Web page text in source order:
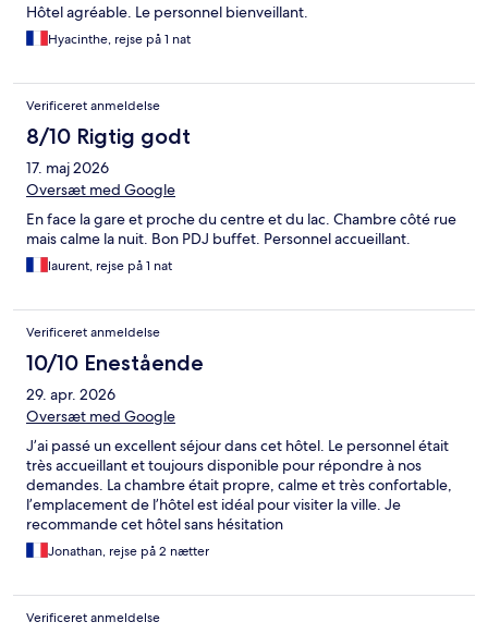
Hôtel agréable. Le personnel bienveillant.
Hyacinthe, rejse på 1 nat
Verificeret anmeldelse
8/10 Rigtig godt
17. maj 2026
Oversæt med Google
En face la gare et proche du centre et du lac. Chambre côté rue
mais calme la nuit. Bon PDJ buffet. Personnel accueillant.
laurent, rejse på 1 nat
Verificeret anmeldelse
10/10 Enestående
29. apr. 2026
Oversæt med Google
J’ai passé un excellent séjour dans cet hôtel. Le personnel était
très accueillant et toujours disponible pour répondre à nos
demandes. La chambre était propre, calme et très confortable,
l’emplacement de l’hôtel est idéal pour visiter la ville. Je
recommande cet hôtel sans hésitation
Jonathan, rejse på 2 nætter
Verificeret anmeldelse